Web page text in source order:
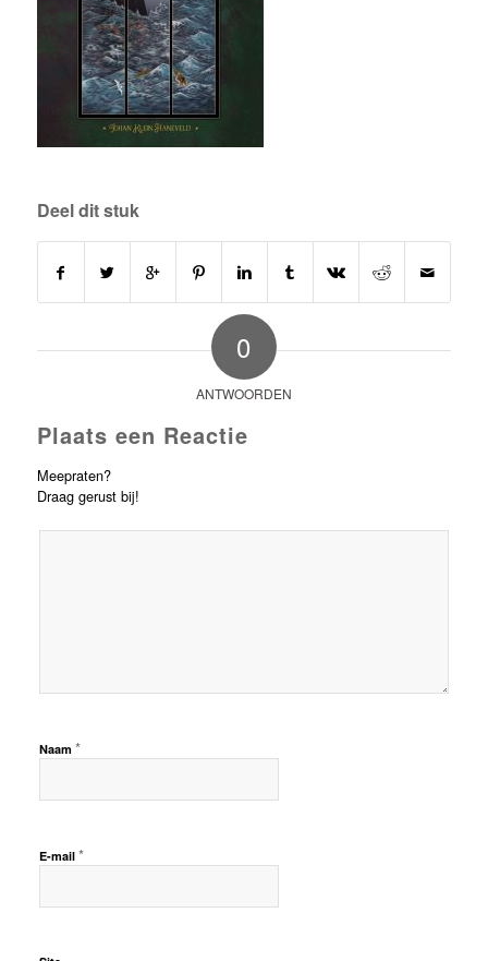
Deel dit stuk
0
ANTWOORDEN
Plaats een Reactie
Meepraten?
Draag gerust bij!
Naam *
E-mail *